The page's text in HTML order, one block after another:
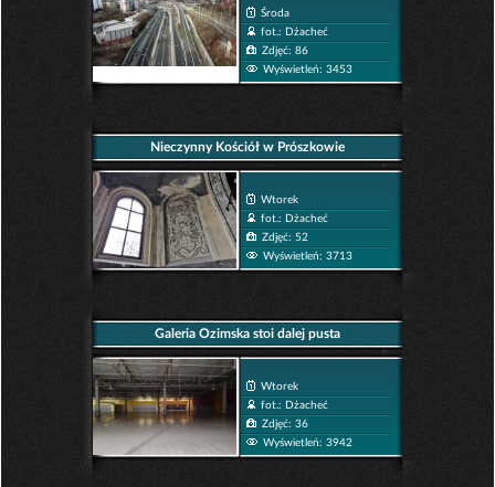
Środa
fot.: Dżacheć
Zdjęć: 86
Wyświetleń: 3453
Nieczynny Kościół w Prószkowie
Wtorek
fot.: Dżacheć
Zdjęć: 52
Wyświetleń: 3713
Galeria Ozimska stoi dalej pusta
Wtorek
fot.: Dżacheć
Zdjęć: 36
Wyświetleń: 3942